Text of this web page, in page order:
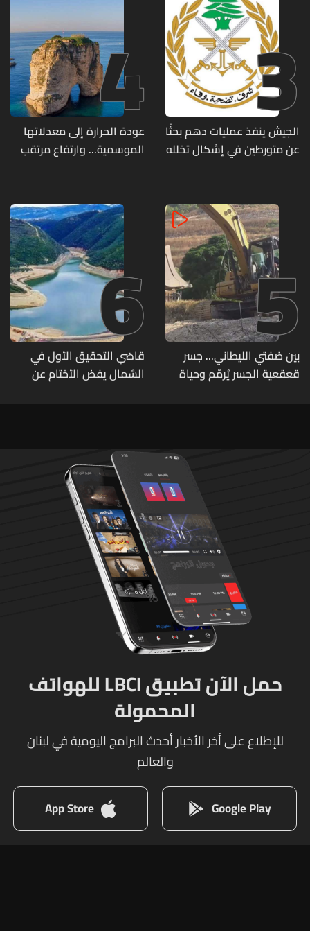
3
الجيش ينفذ عمليات دهم بحثًا
عن متورطين في إشكال تخلله
مزروعة بالماريجوانا
4
عودة الحرارة إلى معدلاتها
الموسمية... وارتفاع مرتقب
5
بين ضفتي الليطاني... جسر
قعقعية الجسر يُرمّم وحياة
6
قاضي التحقيق الأول في
الشمال يفض الأختام عن
حمل الآن تطبيق LBCI للهواتف
المحمولة
للإطلاع على أخر الأخبار أحدث البرامج اليومية في لبنان
والعالم
Google Play
App Store